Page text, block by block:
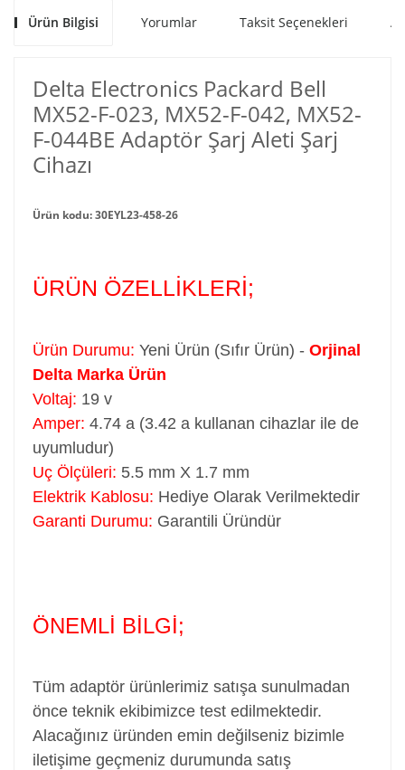
Ürün Bilgisi Yorumlar Taksit Seçenekleri
Delta Electronics Packard Bell
MX52-F-023, MX52-F-042, MX52-
F-044BE Adaptör Şarj Aleti Şarj
Cihazı
Ürün kodu: 30EYL23-458-26
ÜRÜN ÖZELLİKLERİ;
Ürün Durumu: Yeni Ürün (Sıfır Ürün) - Orjinal
Delta Marka Ürün
Voltaj: 19 v
Amper: 4.74 a (3.42 a kullanan cihazlar ile de
uyumludur)
Uç Ölçüleri: 5.5 mm X 1.7 mm
Elektrik Kablosu: Hediye Olarak Verilmektedir
Garanti Durumu: Garantili Üründür
ÖNEMLİ BİLGİ;
Tüm adaptör ürünlerimiz satışa sunulmadan
önce teknik ekibimizce test edilmektedir.
Alacağınız üründen emin değilseniz bizimle
iletişime geçmeniz durumunda satış